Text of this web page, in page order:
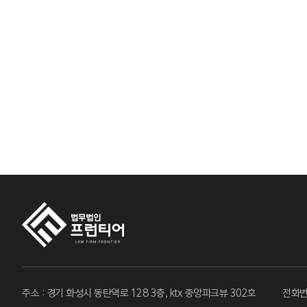
주소 : 경기 화성시 동탄역로 128 3층, ktx 중앙파크뷰 302호 전화